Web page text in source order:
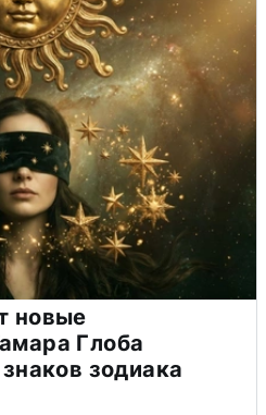
новые
Глоба
зодиака